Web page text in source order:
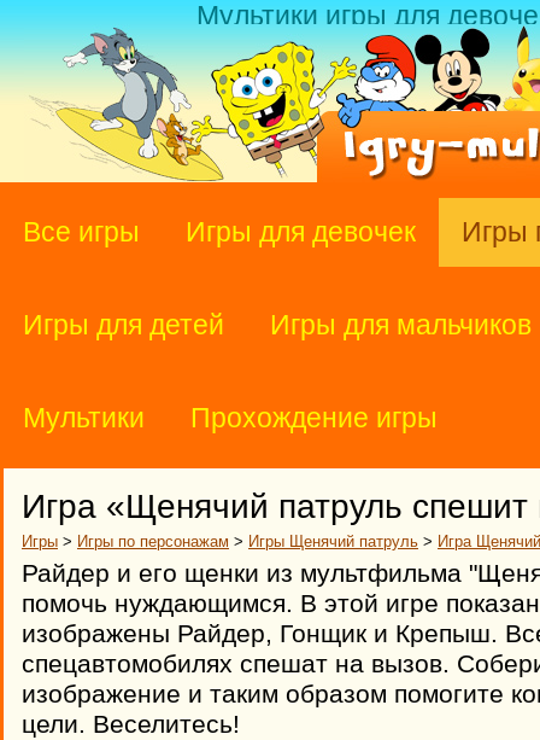
Мультики игры для
Все игры Игры для девочек Игры
Игры для детей Игры для мальчиков
Мультики Прохождение игры
Игра «Щенячий патруль
Игры > Игры по персонажам > Игры Щенячий патруль > Игра
Райдер и его щенки из мультфильма
помочь нуждающимся. В этой игре
изображены Райдер, Гонщик и Крепыш.
спецавтомобилях спешат на вызов.
изображение и таким образом помогите
цели. Веселитесь!